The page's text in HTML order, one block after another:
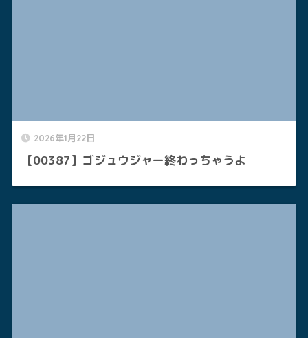
2026年1月22日
【00387】ゴジュウジャー終わっちゃうよ